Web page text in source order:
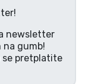
newsletter
gumb!
se pretplatite